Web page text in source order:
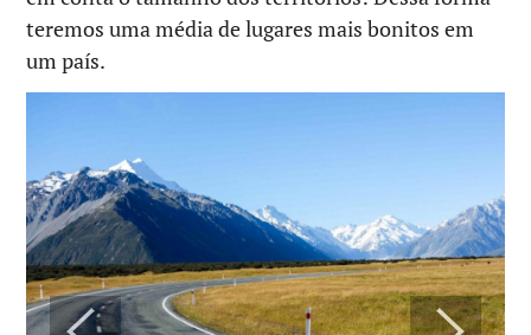
teremos uma média de lugares mais bonitos em
um país.